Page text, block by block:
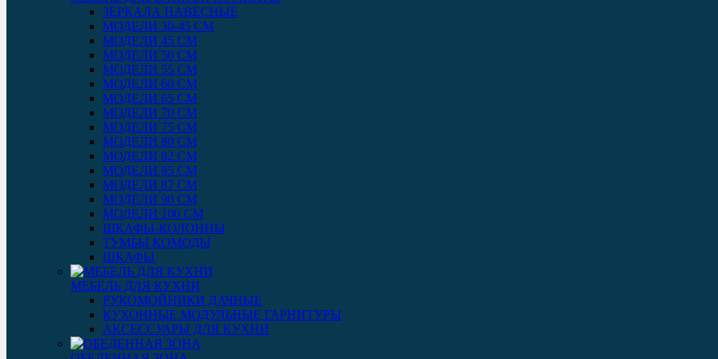
ЗЕРКАЛА НАВЕСНЫЕ
МОДЕЛИ 30-45 СМ
МОДЕЛИ 45 СМ
МОДЕЛИ 50 СМ
МОДЕЛИ 55 СМ
МОДЕЛИ 60 СМ
МОДЕЛИ 65 СМ
МОДЕЛИ 70 СМ
МОДЕЛИ 75 СМ
МОДЕЛИ 80 СМ
МОДЕЛИ 82 СМ
МОДЕЛИ 85 СМ
МОДЕЛИ 87 СМ
МОДЕЛИ 90 СМ
МОДЕЛИ 100 СМ
ШКАФЫ-КОЛОННЫ
ТУМБЫ КОМОДЫ
ШКАФЫ
МЕБЕЛЬ ДЛЯ КУХНИ
РУКОМОЙНИКИ ДАЧНЫЕ
КУХОННЫЕ МОДУЛЬНЫЕ ГАРНИТУРЫ
АКСЕССУАРЫ ДЛЯ КУХНИ